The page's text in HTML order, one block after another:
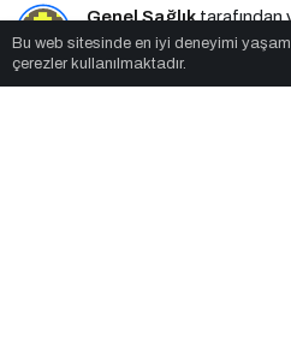
Genel Sağlıktarafından
8dk, 45sn
Bu web sitesinde en iyi deneyimi
çerezler kullanılmaktadır.